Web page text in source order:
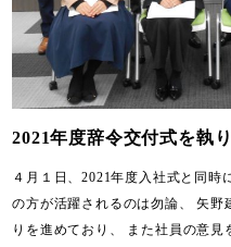
2021年度辞令交付式を執
４月１日、2021年度入社式と同
の方が活躍されるのは勿論、 矢
りを進めており、 また社員の意